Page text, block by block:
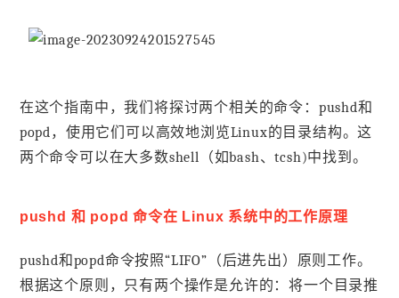
在这个指南中，我们将探讨两个相关的命令：pushd和
popd，使用它们可以高效地浏览Linux的目录结构。这
两个命令可以在大多数shell（如bash、tcsh)中找到。
pushd 和 popd 命令在 Linux 系统中的工作原理
pushd和popd命令按照“LIFO”（后进先出）原则工作。
根据这个原则，只有两个操作是允许的：将一个目录推